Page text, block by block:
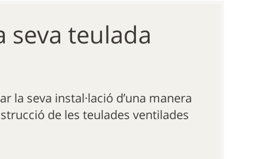
seva teulada
seva instal·lació d’una manera
de les teulades ventilades